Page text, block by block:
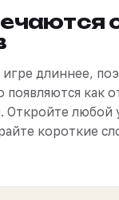
игре длиннее,
появляются как
Откройте любой
короткие